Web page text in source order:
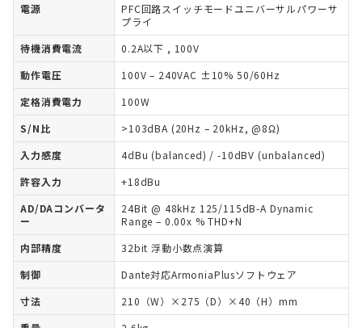
電源
PFC回路スイッチモードユニバーサルパワーサ
プライ
待機消費電流
0.2A以下 , 100V
動作電圧
100V – 240VAC ±10% 50/60Hz
定格消費電力
100W
S/N比
>103dBA (20Hz – 20kHz, @8Ω)
入力感度
4dBu (balanced) / -10dBV (unbalanced)
許容入力
+18dBu
AD/DAコンバータ
ー
24Bit @ 48kHz 125/115dB-A Dynamic
Range – 0.00x % THD+N
内部精度
32bit 浮動小数点演算
制御
Dante対応ArmoniaPlusソフトウェア
寸法
210（W）×275（D）×40（H）mm